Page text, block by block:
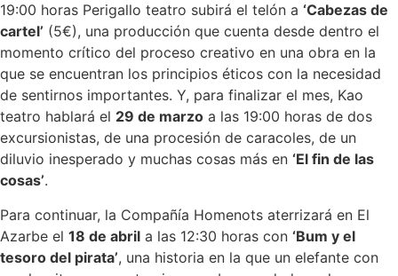
19:00 horas Perigallo teatro subirá el telón a ‘Cabezas de
cartel’ (5€), una producción que cuenta desde dentro el
momento crítico del proceso creativo en una obra en la
que se encuentran los principios éticos con la necesidad
de sentirnos importantes. Y, para finalizar el mes, Kao
teatro hablará el 29 de marzo a las 19:00 horas de dos
excursionistas, de una procesión de caracoles, de un
diluvio inesperado y muchas cosas más en ‘El fin de las
cosas’.
Para continuar, la Compañía Homenots aterrizará en El
Azarbe el 18 de abril a las 12:30 horas con ‘Bum y el
tesoro del pirata’, una historia en la que un elefante con